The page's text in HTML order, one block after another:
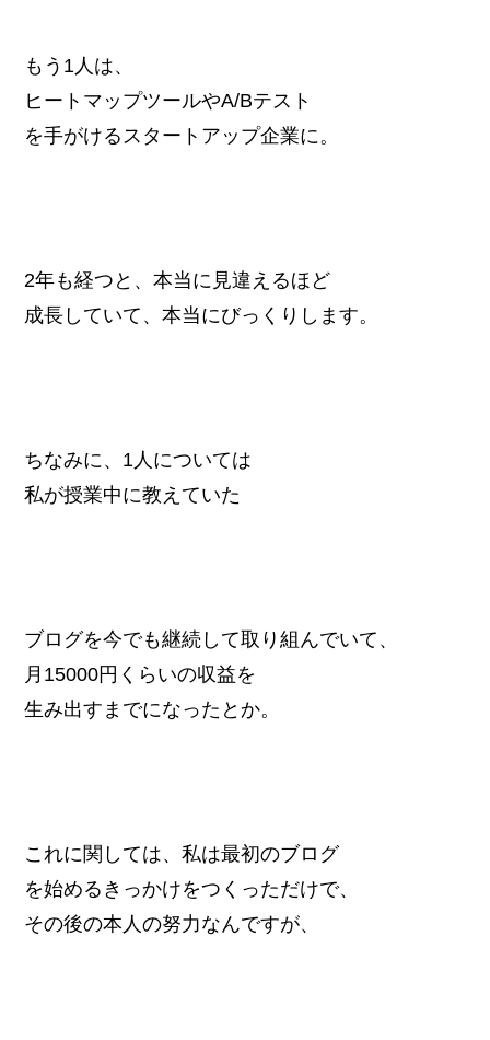
もう1人は、
ヒートマップツールやA/Bテスト
を手がけるスタートアップ企業に。
2年も経つと、本当に見違えるほど
成長していて、本当にびっくりします。
ちなみに、1人については
私が授業中に教えていた
ブログを今でも継続して取り組んでいて、
月15000円くらいの収益を
生み出すまでになったとか。
これに関しては、私は最初のブログ
を始めるきっかけをつくっただけで、
その後の本人の努力なんですが、